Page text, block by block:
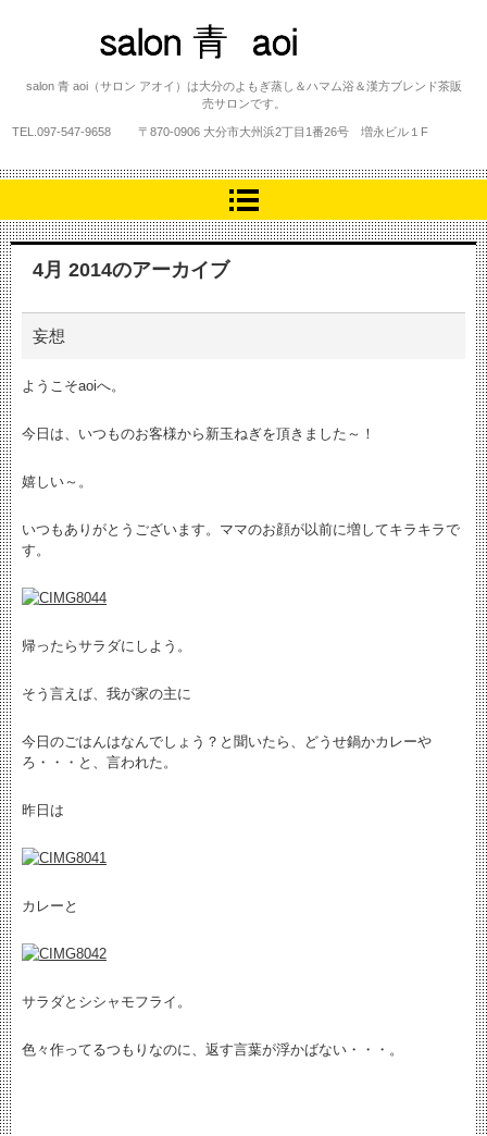
salon 青 aoi
salon 青 aoi（サロン アオイ）は大分のよもぎ蒸し＆ハマム浴＆漢方ブレンド茶販
売サロンです。
TEL. 097-547-9658 〒870-0906 大分市大州浜2丁目1番26号 増永ビル１F
4月 2014のアーカイブ
妄想
ようこそaoiへ。
今日は、いつものお客様から新玉ねぎを頂きました～！
嬉しい～。
いつもありがとうございます。ママのお顔が以前に増してキラキラで
す。
帰ったらサラダにしよう。
そう言えば、我が家の主に
今日のごはんはなんでしょう？と聞いたら、どうせ鍋かカレーや
ろ・・・と、言われた。
昨日は
カレーと
サラダとシシャモフライ。
色々作ってるつもりなのに、返す言葉が浮かばない・・・。